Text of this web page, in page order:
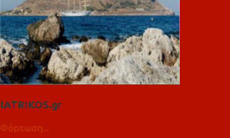
IATRIKOS.gr
Φόρτωση...